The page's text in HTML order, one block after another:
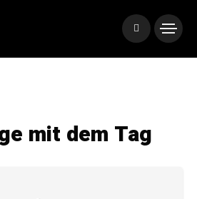
mit dem Tag